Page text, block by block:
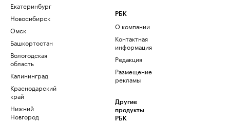
Екатеринбург
Новосибирск
Омск
Башкортостан
Вологодская
область
Калининград
Краснодарский
край
Нижний
Новгород
РБК
О компании
Контактная
информация
Редакция
Размещение
рекламы
Другие
продукты
РБК